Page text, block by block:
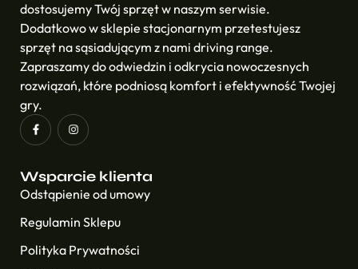
dostosujemy Twój sprzęt w naszym serwisie.
Dodatkowo w sklepie stacjonarnym przetestujesz
sprzęt na sąsiadującym z nami driving range.
Zapraszamy do odwiedzin i odkrycia nowoczesnych
rozwiązań, które podniosą komfort i efektywność Twojej
gry.
Wsparcie klienta
Odstąpienie od umowy
Regulamin Sklepu
Polityka Prywatności